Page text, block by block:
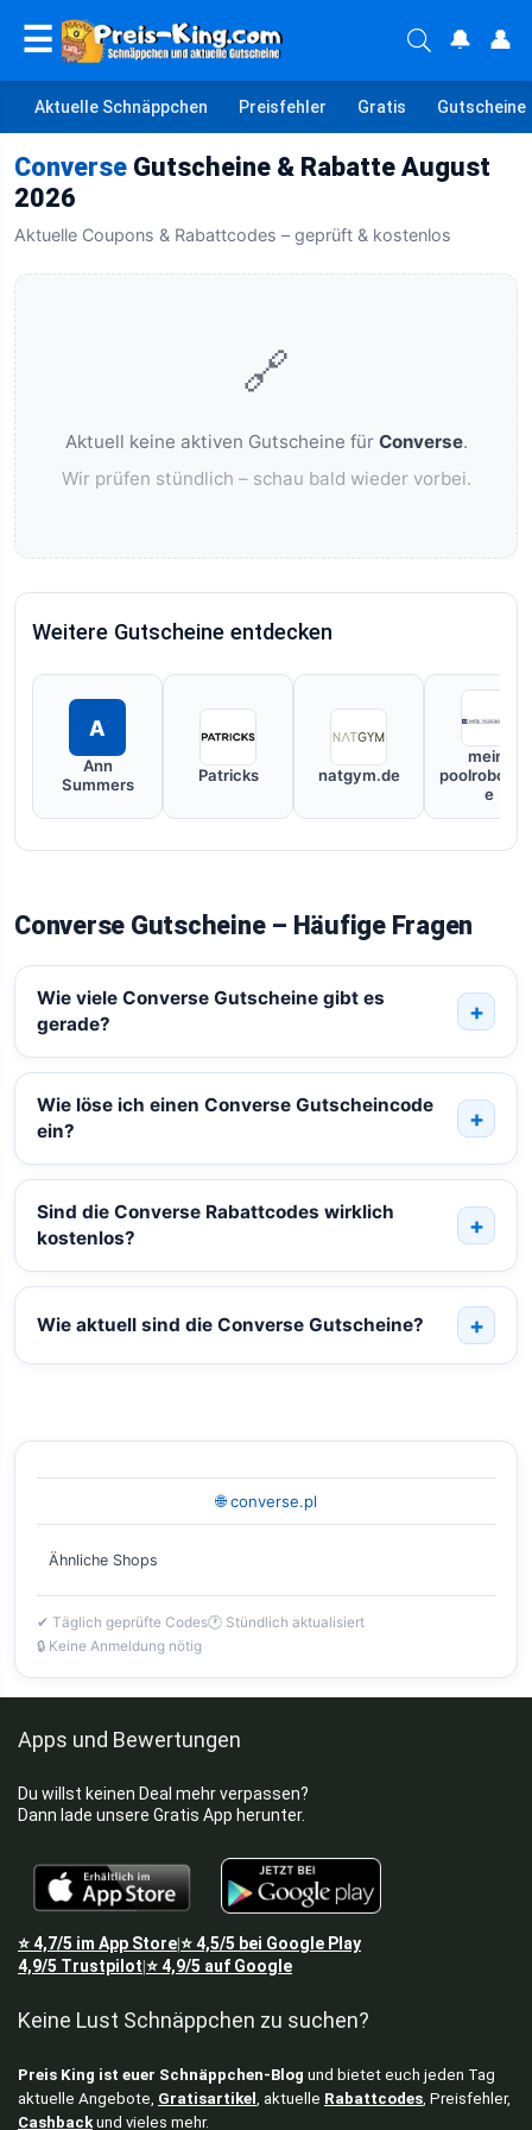
☰ 🔔 👤
Aktuelle Schnäppchen Preisfehler Gratis Gutscheine
Converse Gutscheine & Rabatte August
2026
Aktuelle Coupons & Rabattcodes – geprüft & kostenlos
🔗
Aktuell keine aktiven Gutscheine für Converse.
Wir prüfen stündlich – schau bald wieder vorbei.
Weitere Gutscheine entdecken
A
Ann
Summers
Patricks natgym.de
mein-
e
Converse Gutscheine – Häufige Fragen
Wie viele Converse Gutscheine gibt es
gerade?
Wie löse ich einen Converse Gutscheincode
ein?
Sind die Converse Rabattcodes wirklich
kostenlos?
Wie aktuell sind die Converse Gutscheine?
🌐 converse.pl
Ähnliche Shops
✔ Täglich geprüfte Codes🕐 Stündlich aktualisiert
🔒 Keine Anmeldung nötig
Apps und Bewertungen
Du willst keinen Deal mehr verpassen?
Dann lade unsere Gratis App herunter.
⭐4,7/5 im App Store⭐4,5/5 bei Google Play
4,9/5 Trustpilot ⭐4,9/5 auf Google
Keine Lust Schnäppchen zu suchen?
Preis King ist euer Schnäppchen-Blog und bietet euch jeden Tag
aktuelle Angebote, Gratisartikel , aktuelle Rabattcodes, Preisfehler,
Cashbackund vieles mehr.